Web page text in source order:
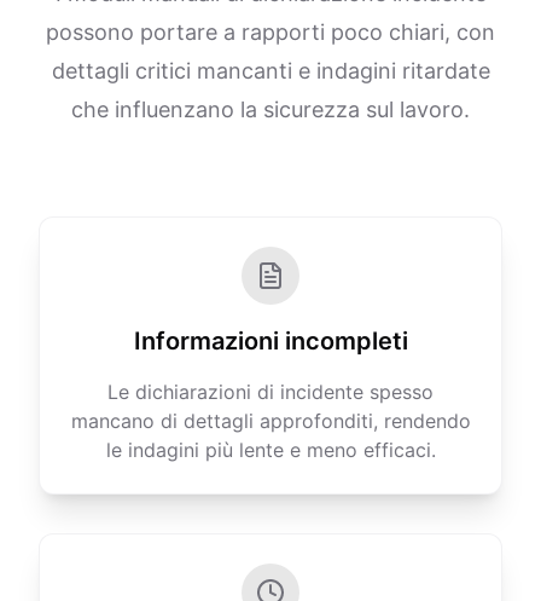
possono portare a rapporti poco chiari, con
dettagli critici mancanti e indagini ritardate
che influenzano la sicurezza sul lavoro.
Informazioni incompleti
Le dichiarazioni di incidente spesso
mancano di dettagli approfonditi, rendendo
le indagini più lente e meno efficaci.